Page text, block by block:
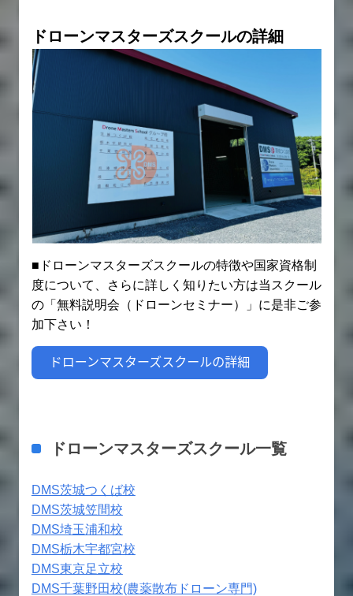
ドローンマスターズスクールの詳細
■ドローンマスターズスクールの特徴や国家資格制
度について、さらに詳しく知りたい方は当スクール
の「無料説明会（ドローンセミナー）」に是非ご参
加下さい！
ドローンマスターズスクール一覧
DMS茨城つくば校
DMS茨城笠間校
DMS埼玉浦和校
DMS栃木宇都宮校
DMS東京足立校
DMS千葉野田校(農薬散布ドローン専門)